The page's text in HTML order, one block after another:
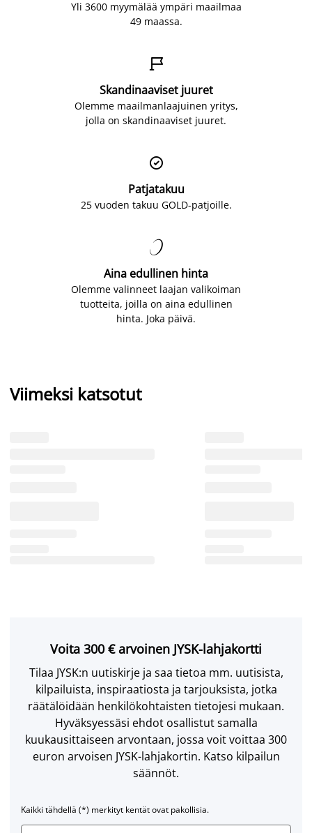
Yli 3600 myymälää ympäri maailmaa
49 maassa.

Skandinaaviset juuret
Olemme maailmanlaajuinen yritys,
jolla on skandinaaviset juuret.

Patjatakuu
25 vuoden takuu GOLD-patjoille.

Aina edullinen hinta
Olemme valinneet laajan valikoiman
tuotteita, joilla on aina edullinen
hinta. Joka päivä.
Viimeksi katsotut
Voita 300 € arvoinen JYSK-lahjakortti
Tilaa JYSK:n uutiskirje ja saa tietoa mm. uutisista,
kilpailuista, inspiraatiosta ja tarjouksista, jotka
räätälöidään henkilökohtaisten tietojesi mukaan.
Hyväksyessäsi ehdot osallistut samalla
kuukausittaiseen arvontaan, jossa voit voittaa 300
euron arvoisen JYSK-lahjakortin. Katso kilpailun
säännöt.
Kaikki tähdellä (*) merkityt kentät ovat pakollisia.